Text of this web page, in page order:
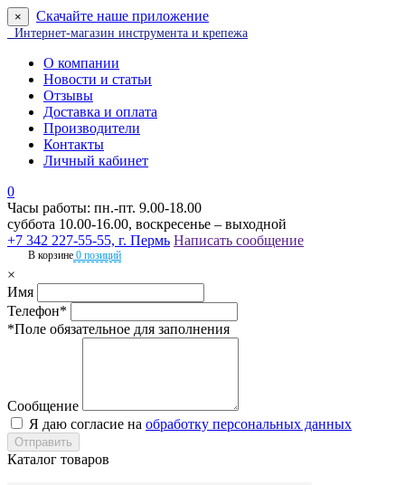
× Скачайте наше приложение
Интернет-магазин инструмента и крепежа
О компании
Новости и статьи
Отзывы
Доставка и оплата
Производители
Контакты
Личный кабинет
0
Часы работы: пн.-пт. 9.00-18.00
суббота 10.00-16.00, воскресенье – выходной
+7 342 227-55-55, г. Пермь Написать сообщение
В корзине 0 позиций
×
Имя
Телефон*
*Поле обязательное для заполнения
Сообщение
Я даю согласие на обработку персональных данных
Каталог товаров